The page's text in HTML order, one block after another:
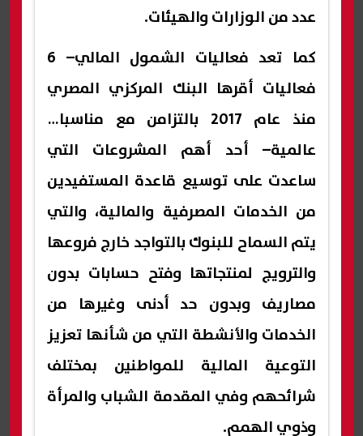
عدد من الوزارات والهيئات.
كما تعد فعاليات الشمول المالي– 6
فعاليات أقرها البنك المركزي المصري
منذ عام 2017 بالتزامن مع مناسبات
عالمية– أحد أهم المشروعات التي
ساعدت على توسيع قاعدة المستفيدين
من الخدمات المصرفية والمالية، والتي
يتم السماح للبنوك بالتواجد خارج فروعها
والترويج لمنتجاتها وفتح حسابات بدون
مصاريف وبدون حد أدنى وغيرها من
الخدمات والأنشطة التي من شأنها تعزيز
التوعية المالية للمواطنين بمختلف
شرائحهم وفي المقدمة الشباب والمرأة
وذوي الهمم.